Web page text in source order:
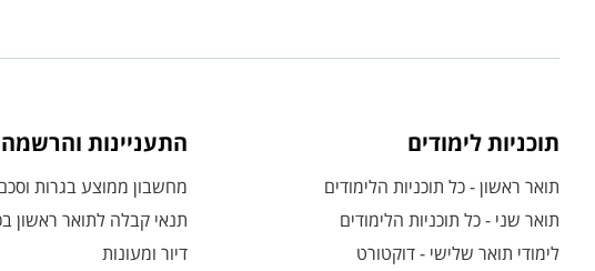
תוכניות לימודים
תואר ראשון - כל תוכניות הלימודים
תואר שני - כל תוכניות הלימודים
לימודי תואר שלישי - דוקטורט
התעניינות והרשמה
מחשבון ממוצע בגרות
תנאי קבלה לתואר ראשון
דיור ומעונות